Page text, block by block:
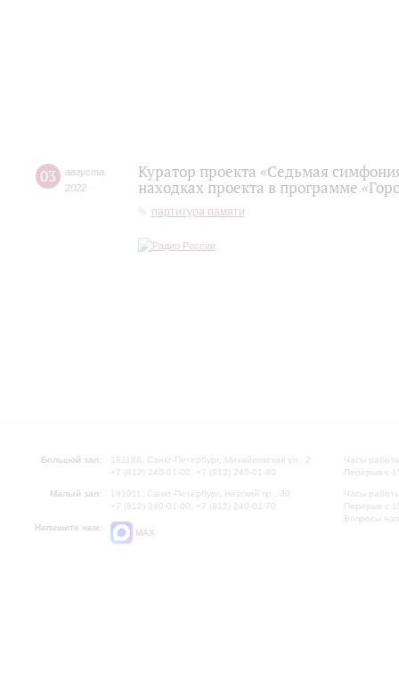
03 августа
2022
Куратор проекта «Седьмая
находках проекта в программе
партитура памяти
Большой зал:
191186, Санкт-Петербург, Михайловская ул., 2
+7 (812) 240-01-00, +7 (812) 240-01-80
Малый зал:
191011, Санкт-Петербург, Невский пр., 30
+7 (812) 240-01-00, +7 (812) 240-01-70
Напишите нам:
MAX
Часы
Перерыв с
Часы
Перерыв с
Вопросы